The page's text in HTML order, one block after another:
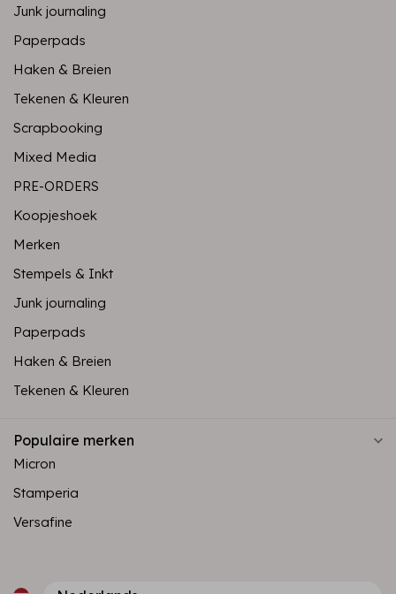
Junk journaling
Paperpads
Haken & Breien
Tekenen & Kleuren
Scrapbooking
Mixed Media
PRE-ORDERS
Koopjeshoek
Merken
Stempels & Inkt
Junk journaling
Paperpads
Haken & Breien
Tekenen & Kleuren
Populaire merken
Micron
Stamperia
Versafine